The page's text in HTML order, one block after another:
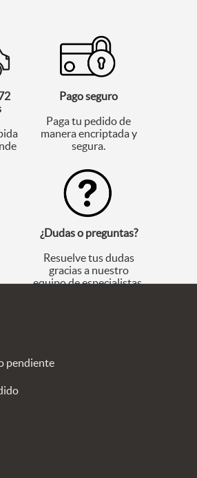
Pago seguro
Paga tu pedido de
manera encriptada y
segura.
¿Dudas o preguntas?
Resuelve tus dudas
gracias a nuestro
equipo de especialistas.
pendiente